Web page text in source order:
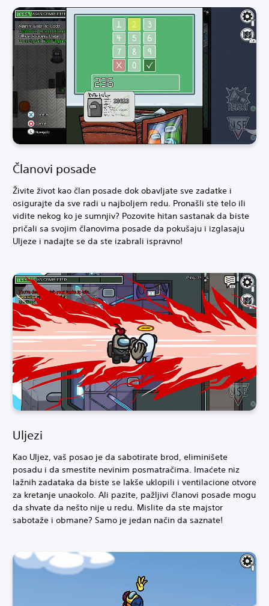
Članovi posade
Živite život kao član posade dok obavljate sve zadatke i
osigurajte da sve radi u najboljem redu. Pronašli ste telo ili
vidite nekog ko je sumnjiv? Pozovite hitan sastanak da biste
pričali sa svojim članovima posade da pokušaju i izglasaju
Uljeze i nadajte se da ste izabrali ispravno!
Uljezi
Kao Uljez, vaš posao je da sabotirate brod, eliminišete
posadu i da smestite nevinim posmatračima. Imaćete niz
lažnih zadataka da biste se lakše uklopili i ventilacione otvore
za kretanje unaokolo. Ali pazite, pažljivi članovi posade mogu
da shvate da nešto nije u redu. Mislite da ste majstor
sabotaže i obmane? Samo je jedan način da saznate!